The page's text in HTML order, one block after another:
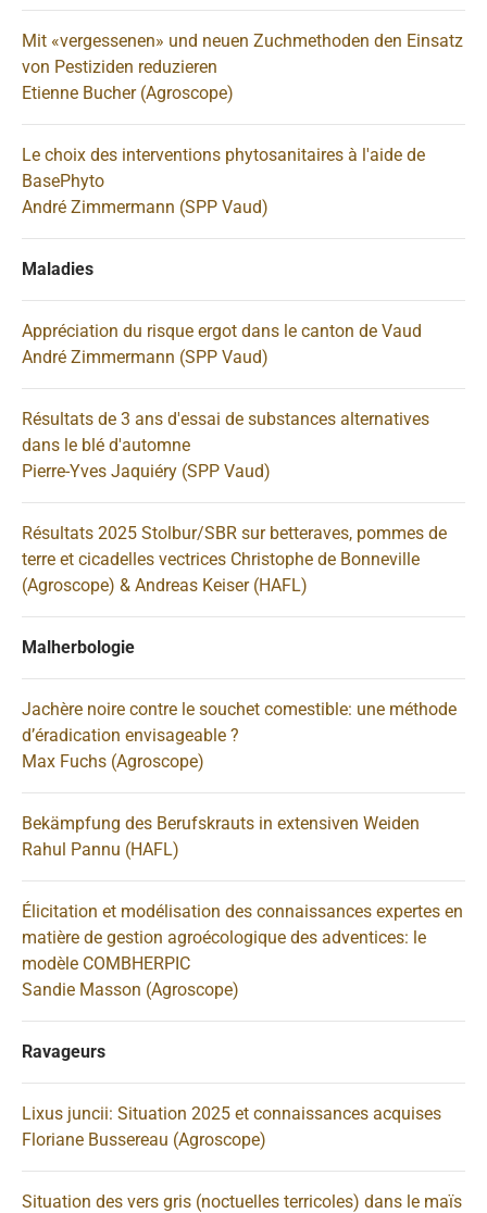
Mit «vergessenen» und neuen Zuchmethoden den Einsatz
von Pestiziden reduzieren
Etienne Bucher (Agroscope)
Le choix des interventions phytosanitaires à l'aide de
BasePhyto
André Zimmermann (SPP Vaud)
Maladies
Appréciation du risque ergot dans le canton de Vaud
André Zimmermann (SPP Vaud)
Résultats de 3 ans d'essai de substances alternatives
dans le blé d'automne
Pierre-Yves Jaquiéry (SPP Vaud)
Résultats 2025 Stolbur/SBR sur betteraves, pommes de
terre et cicadelles vectrices Christophe de Bonneville
(Agroscope) & Andreas Keiser (HAFL)
Malherbologie
Jachère noire contre le souchet comestible: une méthode
d’éradication envisageable ?
Max Fuchs (Agroscope)
Bekämpfung des Berufskrauts in extensiven Weiden
Rahul Pannu (HAFL)
Élicitation et modélisation des connaissances expertes en
matière de gestion agroécologique des adventices: le
modèle COMBHERPIC
Sandie Masson (Agroscope)
Ravageurs
Lixus juncii: Situation 2025 et connaissances acquises
Floriane Bussereau (Agroscope)
Situation des vers gris (noctuelles terricoles) dans le maïs